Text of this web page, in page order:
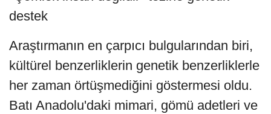
destek
Araştırmanın en çarpıcı bulgularından biri,
kültürel benzerliklerin genetik benzerliklerle
her zaman örtüşmediğini göstermesi oldu.
Batı Anadolu'daki mimari, gömü adetleri ve